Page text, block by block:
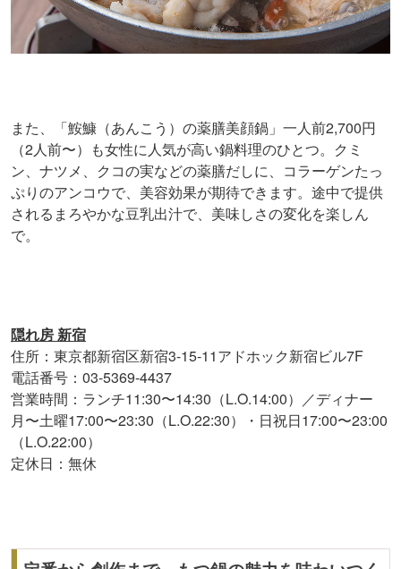
また、「鮟鱇（あんこう）の薬膳美顔鍋」一人前2,700円
（2人前〜）も女性に人気が高い鍋料理のひとつ。クミ
ン、ナツメ、クコの実などの薬膳だしに、コラーゲンたっ
ぷりのアンコウで、美容効果が期待できます。途中で提供
されるまろやかな豆乳出汁で、美味しさの変化を楽しん
で。
隠れ房 新宿
住所：東京都新宿区新宿3-15-11アドホック新宿ビル7F
電話番号：03-5369-4437
営業時間：ランチ11:30〜14:30（L.O.14:00）／ディナー
月〜土曜17:00〜23:30（L.O.22:30）・日祝日17:00〜23:00
（L.O.22:00）
定休日：無休